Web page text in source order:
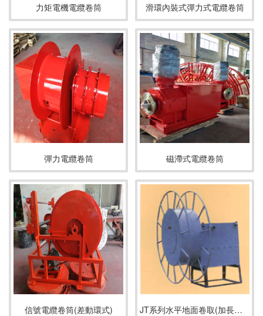
力矩電機電纜卷筒 滑環內裝式彈力式電纜卷筒
彈力電纜卷筒 磁滯式電纜卷筒
信號電纜卷筒(差動環式) JT系列水平地面卷取(加長型) 電纜卷筒